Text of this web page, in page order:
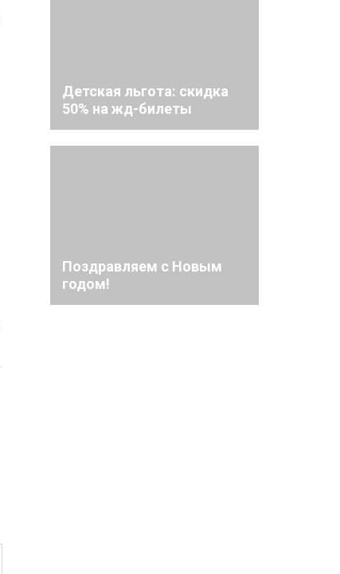
Детская льгота: скидка
50% на жд-билеты
Поздравляем с Новым
годом!